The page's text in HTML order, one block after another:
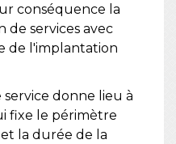
conséquence la
de services avec
de l'implantation
donne lieu à
fixe le périmètre
la durée de la